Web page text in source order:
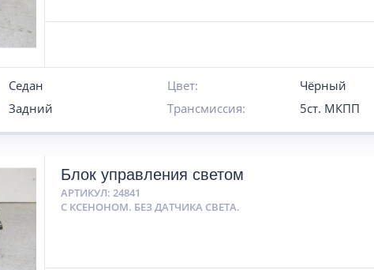
Седан Цвет: Чёрный
Задний Трансмиссия: 5ст. МКПП
Блок управления светом
АРТИКУЛ: 24841
С КСЕНОНОМ. БЕЗ ДАТЧИКА СВЕТА.